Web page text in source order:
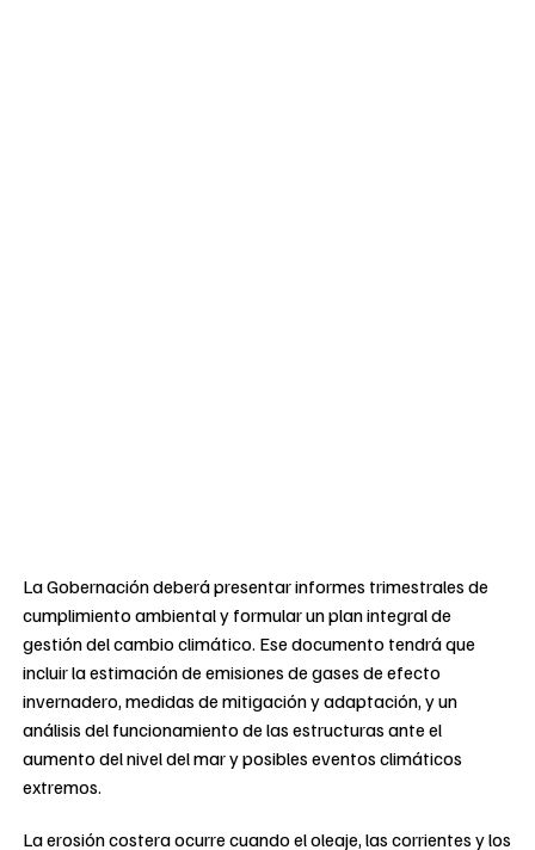
La Gobernación deberá presentar informes trimestrales de
cumplimiento ambiental y formular un plan integral de
gestión del cambio climático. Ese documento tendrá que
incluir la estimación de emisiones de gases de efecto
invernadero, medidas de mitigación y adaptación, y un
análisis del funcionamiento de las estructuras ante el
aumento del nivel del mar y posibles eventos climáticos
extremos.
La erosión costera ocurre cuando el oleaje, las corrientes y los